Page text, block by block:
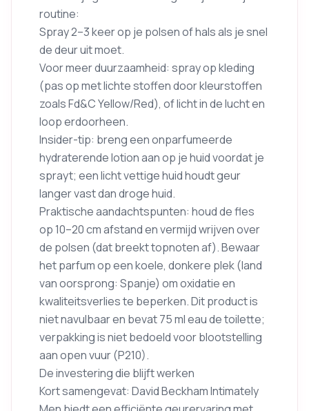
routine:
Spray 2–3 keer op je polsen of hals als je snel
de deur uit moet.
Voor meer duurzaamheid: spray op kleding
(pas op met lichte stoffen door kleurstoffen
zoals Fd&C Yellow/Red), of licht in de lucht en
loop erdoorheen.
Insider-tip: breng een onparfumeerde
hydraterende lotion aan op je huid voordat je
sprayt; een licht vettige huid houdt geur
langer vast dan droge huid.
Praktische aandachtspunten: houd de fles
op 10–20 cm afstand en vermijd wrijven over
de polsen (dat breekt topnoten af). Bewaar
het parfum op een koele, donkere plek (land
van oorsprong: Spanje) om oxidatie en
kwaliteitsverlies te beperken. Dit product is
niet navulbaar en bevat 75 ml eau de toilette;
verpakking is niet bedoeld voor blootstelling
aan open vuur (P210).
De investering die blijft werken
Kort samengevat: David Beckham Intimately